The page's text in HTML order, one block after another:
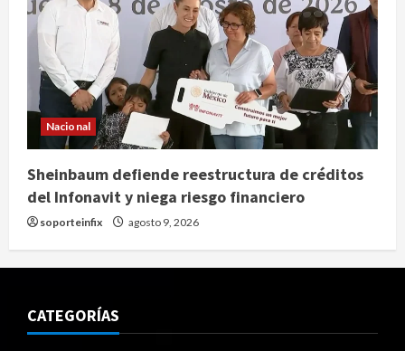
Nacional
Sheinbaum defiende reestructura de créditos
del Infonavit y niega riesgo financiero
soporteinfix agosto 9, 2026
CATEGORÍAS